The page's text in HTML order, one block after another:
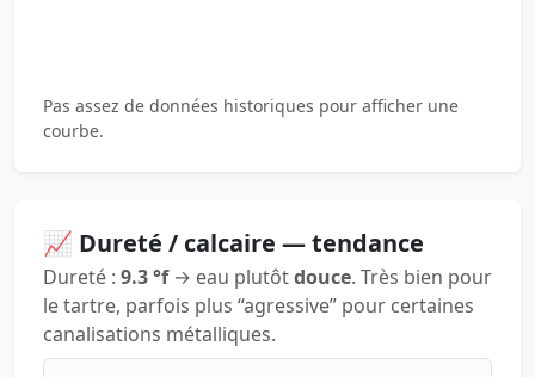
Pas assez de données historiques pour afficher une
courbe.
📈 Dureté / calcaire — tendance
Dureté : 9.3 °f→ eau plutôtdouce. Très bien pour
le tartre, parfois plus “agressive” pour certaines
canalisations métalliques.